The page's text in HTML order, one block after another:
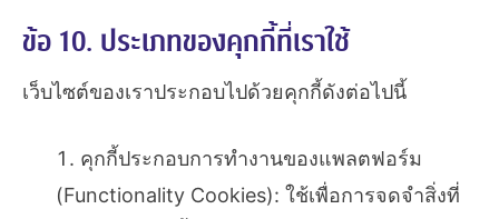
ข้อ 10. ประเภทของคุกกี้ที่เราใช้
เว็บไซต์ของเราประกอบไปด้วยคุกกี้ดังต่อไปนี้
คุกกี้ประกอบการทำงานของแพลตฟอร์ม
(Functionality Cookies): ใช้เพื่อการจดจำสิ่งที่